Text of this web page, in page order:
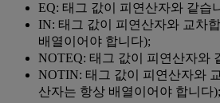
EQ: 태그 값이 피연산자와 같습
IN: 태그 값이 피연산자와 교차
배열이어야 합니다);
NOTEQ: 태그 값이 피연산자와
NOTIN: 태그 값이 피연산자와
산자는 항상 배열이어야 합니다);